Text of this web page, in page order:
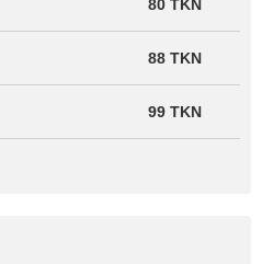
80 TKN
88 TKN
99 TKN